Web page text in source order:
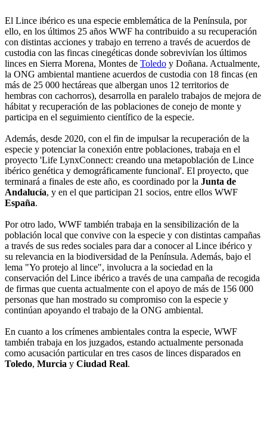
El Lince ibérico es una especie emblemática de la Península, por
ello, en los últimos 25 años WWF ha contribuido a su recuperación
con distintas acciones y trabajo en terreno a través de acuerdos de
custodia con las fincas cinegéticas donde sobrevivían los últimos
linces en Sierra Morena, Montes de Toledo y Doñana. Actualmente,
la ONG ambiental mantiene acuerdos de custodia con 18 fincas (en
más de 25 000 hectáreas que albergan unos 12 territorios de
hembras con cachorros), desarrolla en paralelo trabajos de mejora de
hábitat y recuperación de las poblaciones de conejo de monte y
participa en el seguimiento científico de la especie.
Además, desde 2020, con el fin de impulsar la recuperación de la
especie y potenciar la conexión entre poblaciones, trabaja en el
proyecto 'Life LynxConnect: creando una metapoblación de Lince
ibérico genética y demográficamente funcional'. El proyecto, que
terminará a finales de este año, es coordinado por la Junta de
Andalucía, y en el que participan 21 socios, entre ellos WWF
España.
Por otro lado, WWF también trabaja en la sensibilización de la
población local que convive con la especie y con distintas campañas
a través de sus redes sociales para dar a conocer al Lince ibérico y
su relevancia en la biodiversidad de la Península. Además, bajo el
lema "Yo protejo al lince", involucra a la sociedad en la
conservación del Lince ibérico a través de una campaña de recogida
de firmas que cuenta actualmente con el apoyo de más de 156 000
personas que han mostrado su compromiso con la especie y
continúan apoyando el trabajo de la ONG ambiental.
En cuanto a los crímenes ambientales contra la especie, WWF
también trabaja en los juzgados, estando actualmente personada
como acusación particular en tres casos de linces disparados en
Toledo, Murcia y Ciudad Real.